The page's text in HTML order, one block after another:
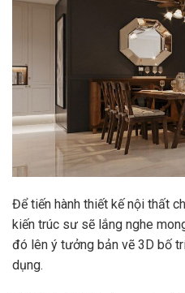
Để tiến hành thiết kế nội thất
kiến trúc sư sẽ lắng nghe
đó lên ý tưởng bản vẽ 3D bố
dụng.